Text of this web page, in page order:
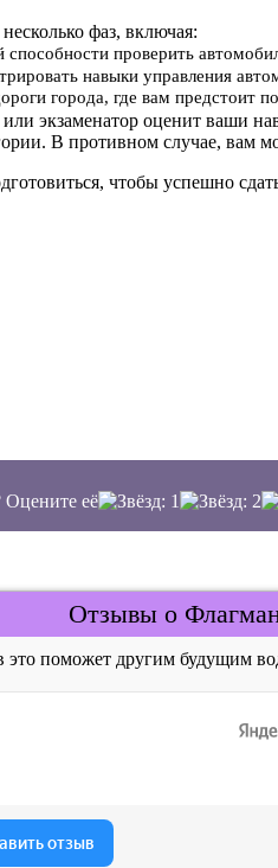
фаз, включая:
проверить
навыки управления
города, где вам предстоит
экзаменатор оценит ваши
В противном случае, вам
чтобы успешно
её
Отзывы о
это поможет другим будущим